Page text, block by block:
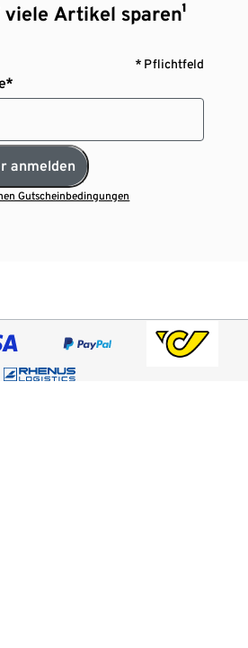
viele Artikel sparen¹
* Pflichtfeld
anmelden
Gutscheinbedingungen